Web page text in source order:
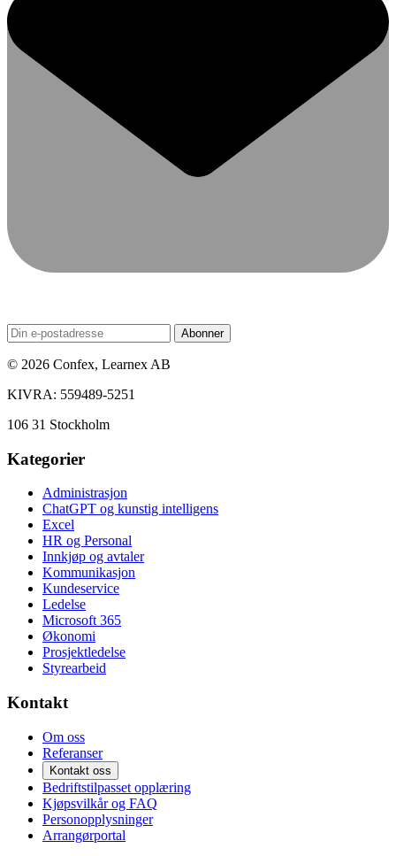
Abonner
© 2026 Confex, Learnex AB
KIVRA: 559489-5251
106 31 Stockholm
Kategorier
Administrasjon
ChatGPT og kunstig intelligens
Excel
HR og Personal
Innkjøp og avtaler
Kommunikasjon
Kundeservice
Ledelse
Microsoft 365
Økonomi
Prosjektledelse
Styrearbeid
Kontakt
Om oss
Referanser
Kontakt oss
Bedriftstilpasset opplæring
Kjøpsvilkår og FAQ
Personopplysninger
Arrangørportal